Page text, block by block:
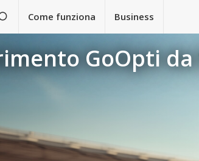
Come funziona Business
GoOpti da